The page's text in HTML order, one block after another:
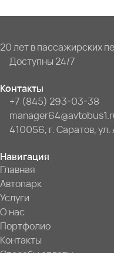
20 лет в пассажирских
Доступны 24/7
Контакты
+7 (845) 293-03-38
410056, г. Саратов,
Навигация
Главная
Автопарк
Услуги
О нас
Портфолио
Контакты